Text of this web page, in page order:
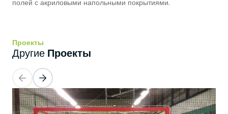
Корт для Пиклбола
Теннисные Корты
Сквош Корты
DuoGrass
Падел Турф
Теннисная Трава
Гольфовая Трава
Акриловое Покрытие
Модульное Резиновое Покрытие
полей с акриловыми напольными покрытиями.
Проекты
Другие Проекты